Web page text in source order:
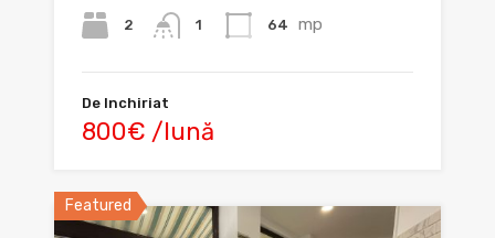
2 1 64 mp
De Inchiriat
800€ /lună
Featured